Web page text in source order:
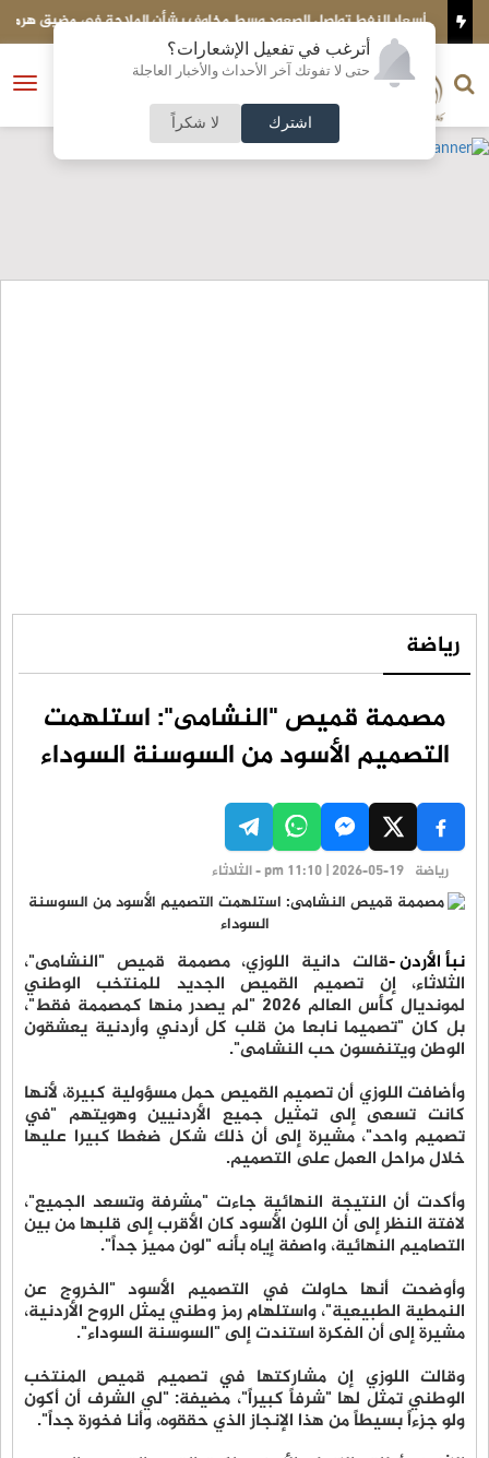
أترغب في تفعيل الإشعارات؟
حتى لا تفوتك آخر الأحداث والأخبار العاجلة
اشترك لا شكراً
أسعار النفط تواصل الصعود وسط مخاوف بشأن الملاحة في مضيق هرمز
فتح
الناشر و رئيس التحرير
النسخة الكاملة
رياضة
مصممة قميص "النشامى": استلهمت
التصميم الأسود من السوسنة السوداء
رياضة pm 11:10 | 2026-05-19 - الثلاثاء
نبأ الأردن -قالت دانية اللوزي، مصممة قميص "النشامى"،
الثلاثاء، إن تصميم القميص الجديد للمنتخب الوطني
لمونديال كأس العالم 2026 "لم يصدر منها كمصممة فقط"،
بل كان "تصميما نابعا من قلب كل أردني وأردنية يعشقون
الوطن ويتنفسون حب النشامى".
وأضافت اللوزي أن تصميم القميص حمل مسؤولية كبيرة، لأنها
كانت تسعى إلى تمثيل جميع الأردنيين وهويتهم "في
تصميم واحد"، مشيرة إلى أن ذلك شكل ضغطا كبيرا عليها
خلال مراحل العمل على التصميم.
وأكدت أن النتيجة النهائية جاءت "مشرفة وتسعد الجميع"،
لافتة النظر إلى أن اللون الأسود كان الأقرب إلى قلبها من بين
التصاميم النهائية، واصفة إياه بأنه "لون مميز جداً".
وأوضحت أنها حاولت في التصميم الأسود "الخروج عن
النمطية الطبيعية"، واستلهام رمز وطني يمثل الروح الأردنية،
مشيرة إلى أن الفكرة استندت إلى "السوسنة السوداء".
وقالت اللوزي إن مشاركتها في تصميم قميص المنتخب
الوطني تمثل لها "شرفاً كبيراً"، مضيفة: "لي الشرف أن أكون
ولو جزءاً بسيطاً من هذا الإنجاز الذي حققوه، وأنا فخورة جداً".